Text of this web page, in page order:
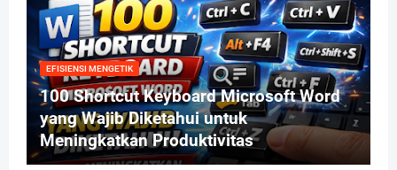
EFISIENSI MENGETIK
100 Shortcut Keyboard Microsoft Word
yang Wajib Diketahui untuk
Meningkatkan Produktivitas